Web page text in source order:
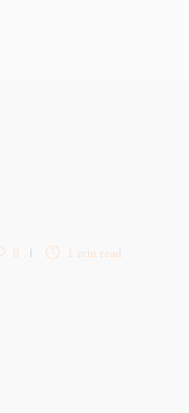
0 1 min read